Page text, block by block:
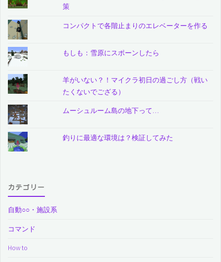
策
コンパクトで各階止まりのエレベーターを作る
もしも：雪原にスポーンしたら
羊がいない？！マイクラ初日の過ごし方（戦い
たくないでござる）
ムーシュルーム島の地下って…
釣りに最適な環境は？検証してみた
カテゴリー
自動○○・施設系
コマンド
How to